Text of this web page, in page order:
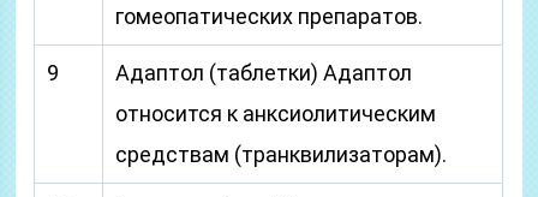
гомеопатических препаратов.
9
Адаптол (таблетки) Адаптол
относится к анксиолитическим
средствам (транквилизаторам).